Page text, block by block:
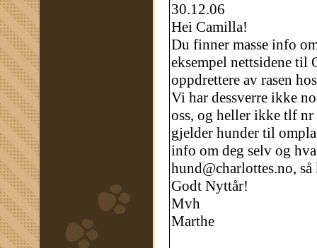
30.12.06
Hei Camilla!
Du finner masse info
eksempel nettsidene til
oppdrettere av rasen
Vi har dessverre ikke
oss, og heller ikke tlf
gjelder hunder til
info om deg selv og
hund@charlottes.no,
Godt Nyttår!
Mvh
Marthe